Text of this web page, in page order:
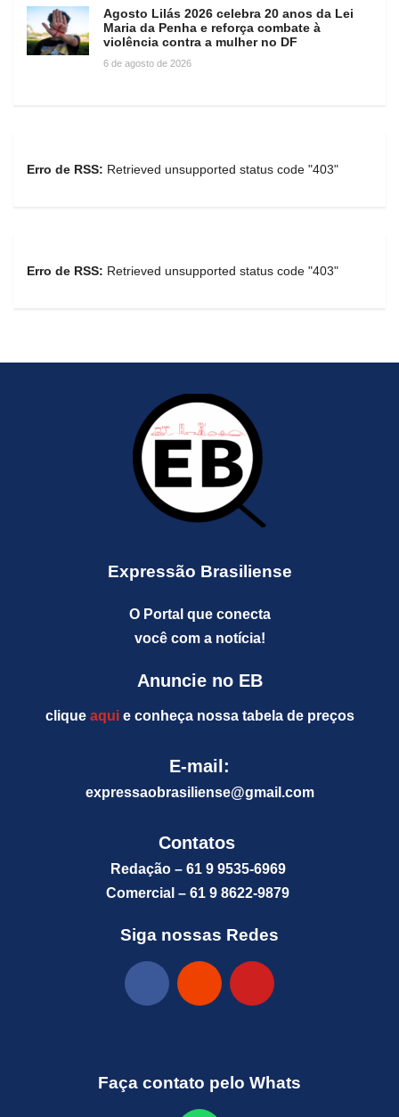
Agosto Lilás 2026 celebra 20 anos da Lei
Maria da Penha e reforça combate à
violência contra a mulher no DF
6 de agosto de 2026
Erro de RSS: Retrieved unsupported status code "403"
Erro de RSS: Retrieved unsupported status code "403"
Expressão Brasiliense
O Portal que conecta
você com a notícia!
Anuncie no EB
clique aquie conheça nossa tabela de preços
E-mail:
expressaobrasiliense@gmail.com
Contatos
Redação – 61 9 9535-6969
Comercial – 61 9 8622-9879
Siga nossas Redes
Faça contato pelo Whats